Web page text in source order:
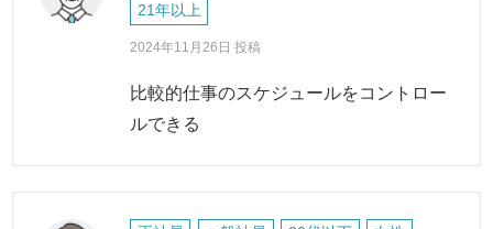
21年以上
2024年11月26日 投稿
比較的仕事のスケジュールをコントロー
ルできる